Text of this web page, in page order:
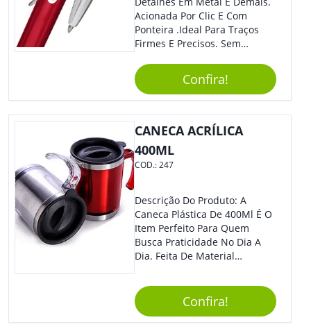
Acionada Por Clic E Com
Ponteira .Ideal Para Traços
Firmes E Precisos. Sem
Brinde Para Representar Sua
Marca.
Confira!
CANECA ACRÍLICA
400ML
COD.:247
Descrição Do Produto: A
Caneca Plástica De 400Ml É O
Item Perfeito Para Quem
Busca Praticidade No Dia A
Dia. Feita De Material
Caneca É Ideal Para Ser
Utilizada Em Casa, No
Trabalho Ou Em Qualquer
Outra Atividade Do Seu
Confira!